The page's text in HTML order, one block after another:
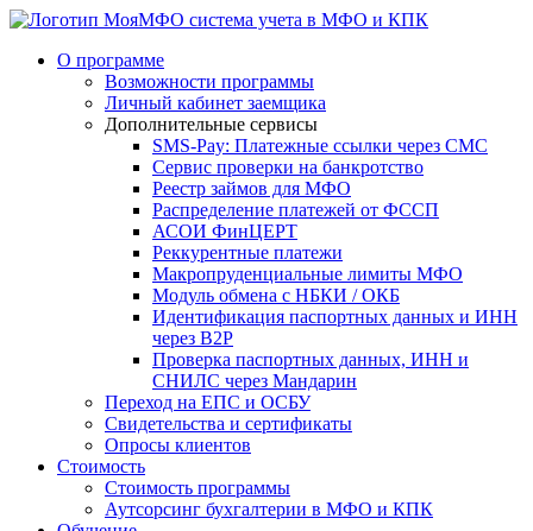
система учета в МФО и КПК
О программе
Возможности программы
Личный кабинет заемщика
Дополнительные сервисы
SMS-Pay: Платежные ссылки через СМС
Сервис проверки на банкротство
Реестр займов для МФО
Распределение платежей от ФССП
АСОИ ФинЦЕРТ
Реккурентные платежи
Макропруденциальные лимиты МФО
Модуль обмена с НБКИ / ОКБ
Идентификация паспортных данных и ИНН
через B2P
Проверка паспортных данных, ИНН и
СНИЛС через Мандарин
Переход на ЕПС и ОСБУ
Свидетельства и сертификаты
Опросы клиентов
Стоимость
Стоимость программы
Аутсорсинг бухгалтерии в МФО и КПК